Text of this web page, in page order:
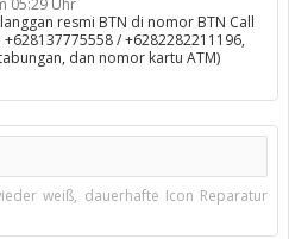
05:29 Uhr
resmi BTN di nomor BTN Call
/ +6282282211196,
dan nomor kartu ATM)
weiß, dauerhafte Icon Reparatur